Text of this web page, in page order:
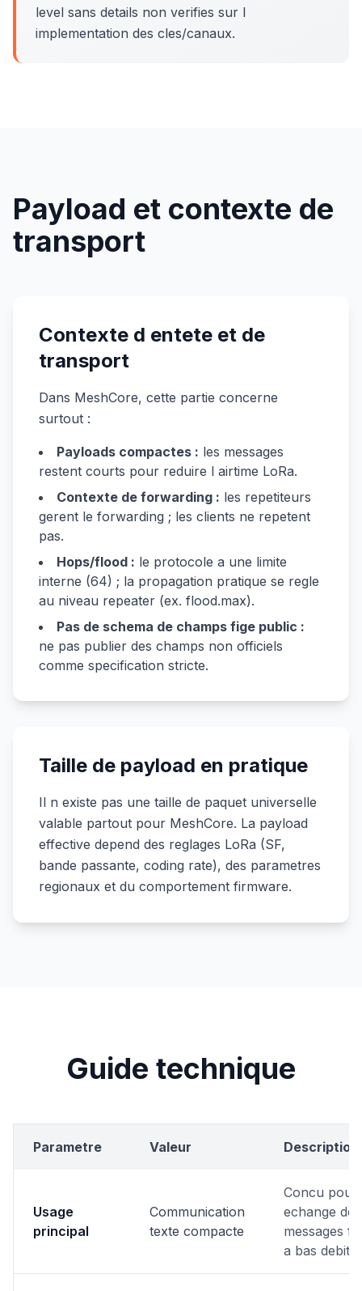
level sans details non verifies sur l
implementation des cles/canaux.
Payload et contexte de
transport
Contexte d entete et de
transport
Dans MeshCore, cette partie concerne
surtout :
Payloads compactes : les messages
restent courts pour reduire l airtime LoRa.
Contexte de forwarding : les repetiteurs
gerent le forwarding ; les clients ne repetent
pas.
Hops/flood : le protocole a une limite
interne (64) ; la propagation pratique se regle
au niveau repeater (ex. flood.max).
Pas de schema de champs fige public :
ne pas publier des champs non officiels
comme specification stricte.
Taille de payload en pratique
Il n existe pas une taille de paquet universelle
valable partout pour MeshCore. La payload
effective depend des reglages LoRa (SF,
bande passante, coding rate), des parametres
regionaux et du comportement firmware.
Guide technique
Parametre Valeur Description
Usage
principal
Communication
texte compacte
Concu pour
echange de
messages
a bas debit.